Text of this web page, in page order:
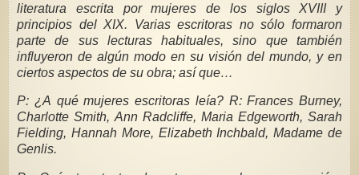
literatura escrita por mujeres de los siglos XVIII y
principios del XIX. Varias escritoras no sólo formaron
parte de sus lecturas habituales, sino que también
influyeron de algún modo en su visión del mundo, y en
ciertos aspectos de su obra; así que…
P: ¿A qué mujeres escritoras leía? R: Frances Burney,
Charlotte Smith, Ann Radcliffe, Maria Edgeworth, Sarah
Fielding, Hannah More, Elizabeth Inchbald, Madame de
Genlis.